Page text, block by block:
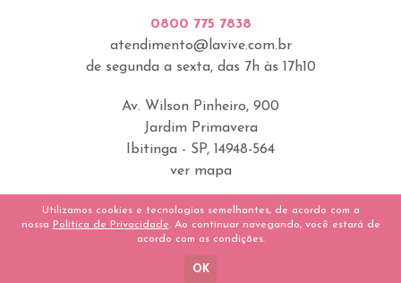
0800 775 7838
atendimento@lavive.com.br
de segunda a sexta, das 7h às 17h10
Av. Wilson Pinheiro, 900
Jardim Primavera
Ibitinga - SP, 14948-564
ver mapa
Feito por:gas rocket
Utilizamos cookies e tecnologias semelhantes, de acordo com a
nossa Política de Privacidade. Ao continuar navegando, você estará de
acordo com as condições.
OK